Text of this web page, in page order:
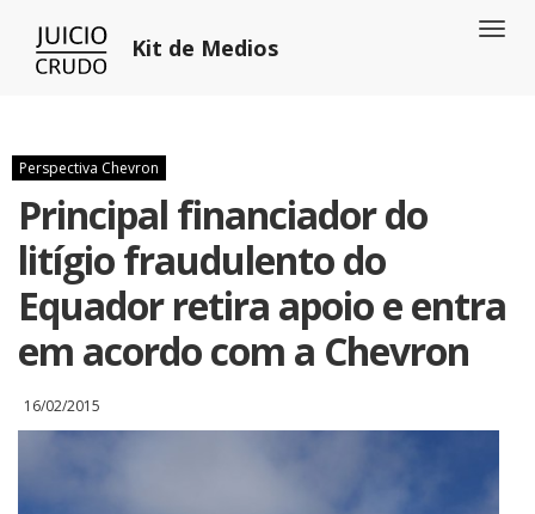
Kit de Medios
Perspectiva Chevron
Principal financiador do
litígio fraudulento do
Equador retira apoio e entra
em acordo com a Chevron
16/02/2015